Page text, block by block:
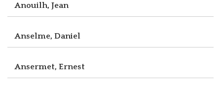
Anouilh, Jean
Anselme, Daniel
Ansermet, Ernest